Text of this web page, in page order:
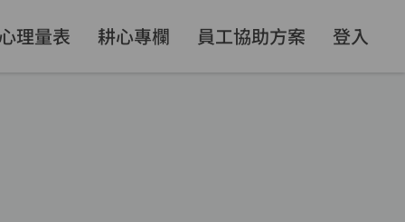
心理量表 耕心專欄 員工協助方案 登入